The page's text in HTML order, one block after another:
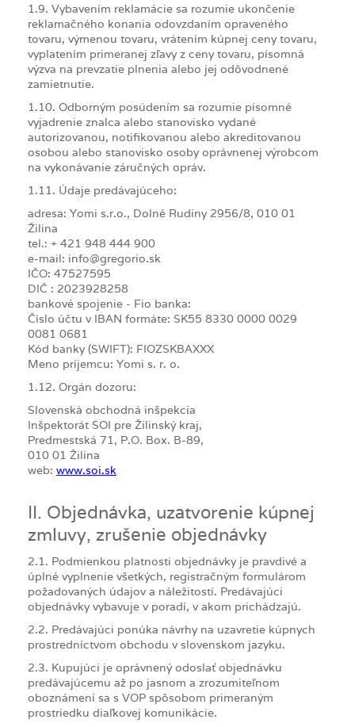
1.9. Vybavením reklamácie sa rozumie ukončenie
reklamačného konania odovzdaním opraveného
tovaru, výmenou tovaru, vrátením kúpnej ceny tovaru,
vyplatením primeranej zľavy z ceny tovaru, písomná
výzva na prevzatie plnenia alebo jej odôvodnené
zamietnutie.
1.10. Odborným posúdením sa rozumie písomné
vyjadrenie znalca alebo stanovisko vydané
autorizovanou, notifikovanou alebo akreditovanou
osobou alebo stanovisko osoby oprávnenej výrobcom
na vykonávanie záručných opráv.
1.11. Údaje predávajúceho:
adresa: Yomi s.r.o., Dolné Rudiny 2956/8, 010 01
Žilina
tel.: + 421 948 444 900
e-mail: info@gregorio.sk
IČO: 47527595
DIČ : 2023928258
bankové spojenie - Fio banka:
Číslo účtu v IBAN formáte: SK55 8330 0000 0029
0081 0681
Kód banky (SWIFT): FIOZSKBAXXX
Meno príjemcu: Yomi s. r. o.
1.12. Orgán dozoru:
Slovenská obchodná inšpekcia
Inšpektorát SOI pre Žilinský kraj,
Predmestská 71, P.O. Box. B-89,
010 01 Žilina
web: www.soi.sk
II. Objednávka, uzatvorenie kúpnej
zmluvy, zrušenie objednávky
2.1. Podmienkou platnosti objednávky je pravdivé a
úplné vyplnenie všetkých, registračným formulárom
požadovaných údajov a náležitostí. Predávajúci
objednávky vybavuje v poradí, v akom prichádzajú.
2.2. Predávajúci ponúka návrhy na uzavretie kúpnych
prostredníctvom obchodu v slovenskom jazyku.
2.3. Kupujúci je oprávnený odoslať objednávku
predávajúcemu až po jasnom a zrozumiteľnom
oboznámení sa s VOP spôsobom primeraným
prostriedku diaľkovej komunikácie.